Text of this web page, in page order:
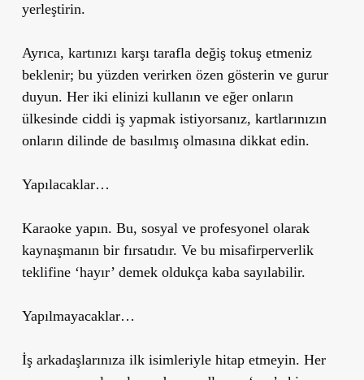
yerleştirin.
Ayrıca, kartınızı karşı tarafla değiş tokuş etmeniz
beklenir; bu yüzden verirken özen gösterin ve gurur
duyun. Her iki elinizi kullanın ve eğer onların
ülkesinde ciddi iş yapmak istiyorsanız, kartlarınızın
onların dilinde de basılmış olmasına dikkat edin.
Yapılacaklar…
Karaoke yapın. Bu, sosyal ve profesyonel olarak
kaynaşmanın bir fırsatıdır. Ve bu misafirperverlik
teklifine ‘hayır’ demek oldukça kaba sayılabilir.
Yapılmayacaklar…
İş arkadaşlarınıza ilk isimleriyle hitap etmeyin. Her